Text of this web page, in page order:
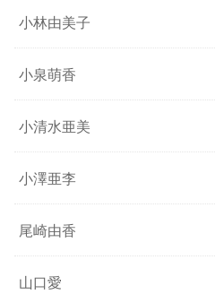
小林由美子
小泉萌香
小清水亜美
小澤亜李
尾崎由香
山口愛